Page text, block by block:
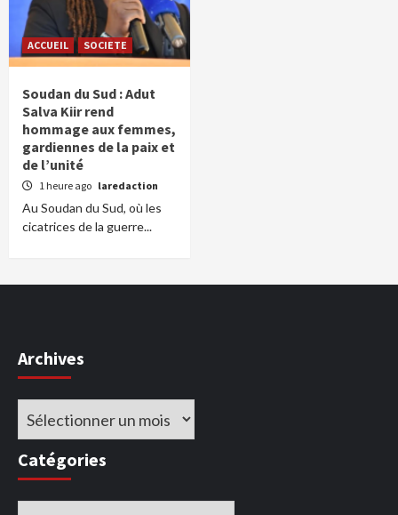
ACCUEIL SOCIETE
Soudan du Sud : Adut
Salva Kiir rend
hommage aux femmes,
gardiennes de la paix et
de l’unité
1 heure ago laredaction
Au Soudan du Sud, où les
cicatrices de la guerre...
Archives
Archives
Catégories